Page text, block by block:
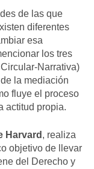
de las que
diferentes
esa
los tres
Narrativa)
la mediación
fluye el proceso
actitud propia.
Harvard , realiza
objetivo de llevar
del Derecho y